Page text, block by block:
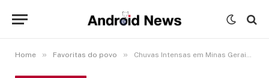
Home » Favoritas do povo » Chuvas Intensas em Minas Gerais: Vídeo Registra Momento em que Enxurrada Arrasta Mulheres e Moto